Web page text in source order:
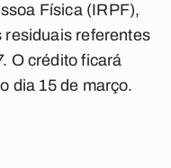
Física (IRPF),
residuais referentes
O crédito ficará
dia 15 de março.